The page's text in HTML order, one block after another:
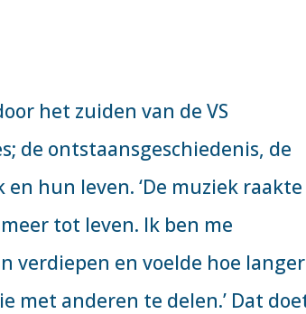
het zuiden van de VS
de ontstaansgeschiedenis, de
hun leven. ‘De muziek raakte
tot leven. Ik ben me
verdiepen en voelde hoe langer
met anderen te delen.’ Dat